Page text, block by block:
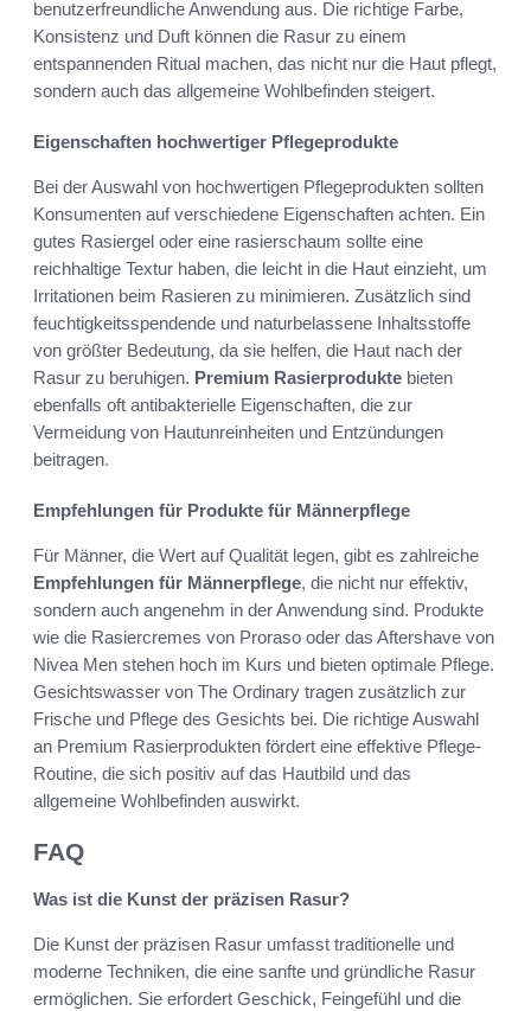
benutzerfreundliche Anwendung aus. Die richtige Farbe,
Konsistenz und Duft können die Rasur zu einem
entspannenden Ritual machen, das nicht nur die Haut pflegt,
sondern auch das allgemeine Wohlbefinden steigert.
Eigenschaften hochwertiger Pflegeprodukte
Bei der Auswahl von hochwertigen Pflegeprodukten sollten
Konsumenten auf verschiedene Eigenschaften achten. Ein
gutes Rasiergel oder eine rasierschaum sollte eine
reichhaltige Textur haben, die leicht in die Haut einzieht, um
Irritationen beim Rasieren zu minimieren. Zusätzlich sind
feuchtigkeitsspendende und naturbelassene Inhaltsstoffe
von größter Bedeutung, da sie helfen, die Haut nach der
Rasur zu beruhigen. Premium Rasierprodukte bieten
ebenfalls oft antibakterielle Eigenschaften, die zur
Vermeidung von Hautunreinheiten und Entzündungen
beitragen.
Empfehlungen für Produkte für Männerpflege
Für Männer, die Wert auf Qualität legen, gibt es zahlreiche
Empfehlungen für Männerpflege, die nicht nur effektiv,
sondern auch angenehm in der Anwendung sind. Produkte
wie die Rasiercremes von Proraso oder das Aftershave von
Nivea Men stehen hoch im Kurs und bieten optimale Pflege.
Gesichtswasser von The Ordinary tragen zusätzlich zur
Frische und Pflege des Gesichts bei. Die richtige Auswahl
an Premium Rasierprodukten fördert eine effektive Pflege-
Routine, die sich positiv auf das Hautbild und das
allgemeine Wohlbefinden auswirkt.
FAQ
Was ist die Kunst der präzisen Rasur?
Die Kunst der präzisen Rasur umfasst traditionelle und
moderne Techniken, die eine sanfte und gründliche Rasur
ermöglichen. Sie erfordert Geschick, Feingefühl und die